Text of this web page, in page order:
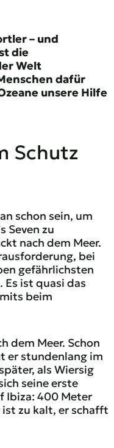
– und
die
Welt
dafür
unsere Hilfe
Schutz
schon sein, um
Seven zu
nach dem Meer.
bei
gefährlichsten
Es ist quasi das
beim
dem Meer. Schon
er stundenlang im
als Wiersig
seine erste
Ibiza: 400 Meter
ist zu kalt, er schafft